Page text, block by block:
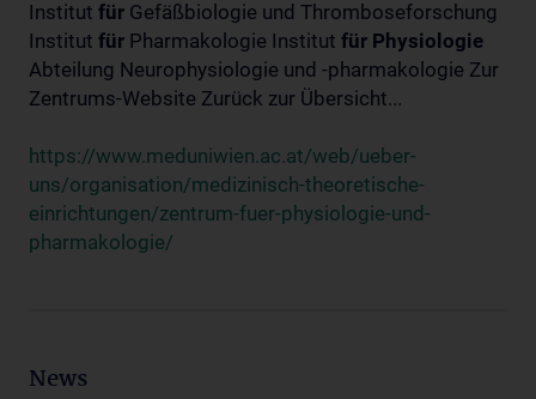
Institut für Gefäßbiologie und Thromboseforschung
Institut für Pharmakologie Institut für Physiologie
Abteilung Neurophysiologie und -pharmakologie Zur
Zentrums-Website Zurück zur Übersicht...
https://www.meduniwien.ac.at/web/ueber-
uns/organisation/medizinisch-theoretische-
einrichtungen/zentrum-fuer-physiologie-und-
pharmakologie/
News